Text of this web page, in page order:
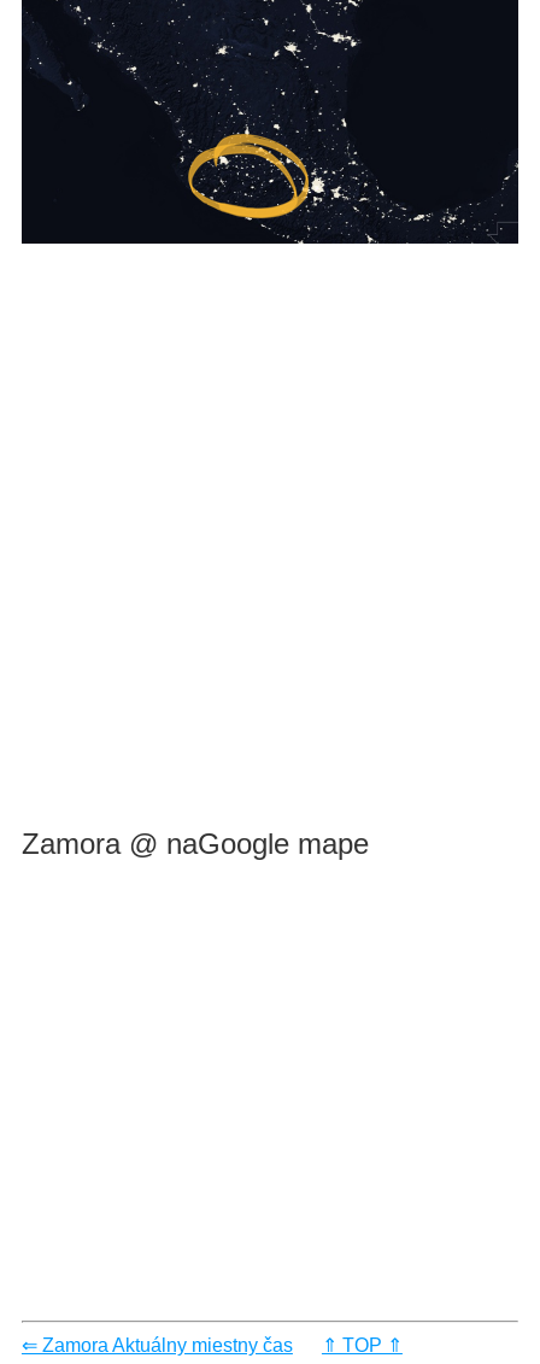
Zamora @ naGoogle mape
⇐ Zamora Aktuálny miestny čas ⇑ TOP ⇑